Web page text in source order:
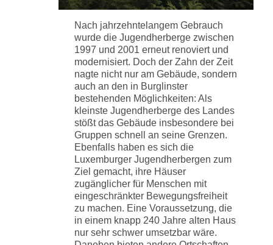
Nach jahrzehntelangem Gebrauch
wurde die Jugendherberge zwischen
1997 und 2001 erneut renoviert und
modernisiert. Doch der Zahn der Zeit
nagte nicht nur am Gebäude, sondern
auch an den in Burglinster
bestehenden Möglichkeiten: Als
kleinste Jugendherberge des Landes
stößt das Gebäude insbesondere bei
Gruppen schnell an seine Grenzen.
Ebenfalls haben es sich die
Luxemburger Jugendherbergen zum
Ziel gemacht, ihre Häuser
zugänglicher für Menschen mit
eingeschränkter Bewegungsfreiheit
zu machen. Eine Voraussetzung, die
in einem knapp 240 Jahre alten Haus
nur sehr schwer umsetzbar wäre.